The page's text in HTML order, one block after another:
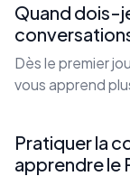
Quand dois-
Dès le premier
vous apprend
Pratiquer la
apprendre le